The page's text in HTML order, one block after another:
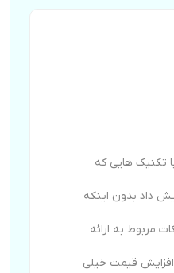
تکنیک‌ هایی که
داد بدون اینکه
مربوط به ارائه
قیمت خیلی